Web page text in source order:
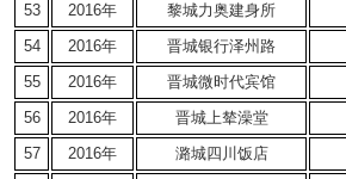
53
2016年 黎城力奥建身所
54
2016年 晋城银行泽州路
55
2016年 晋城微时代宾馆
56
2016年 晋城上辇澡堂
57
2016年 潞城四川饭店